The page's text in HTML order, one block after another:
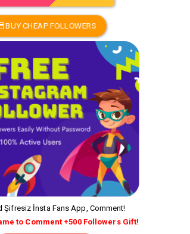
BUY CHEAP FOLLOWERS
Şifresiz İnsta Fans App, Comment!
to Comment +500 Followers Gift!